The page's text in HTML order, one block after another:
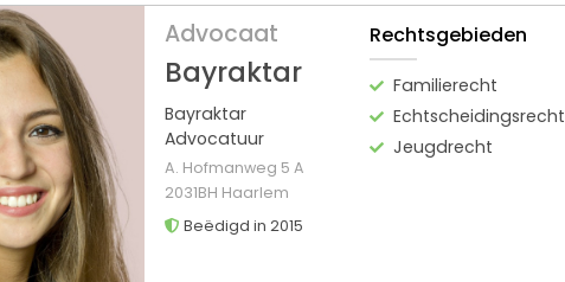
Advocaat
Bayraktar
Bayraktar
Advocatuur
A. Hofmanweg 5 A
2031BH Haarlem
Beëdigd in 2015
Rechtsgebieden
Familierecht
Echtscheidingsrecht
Jeugdrecht